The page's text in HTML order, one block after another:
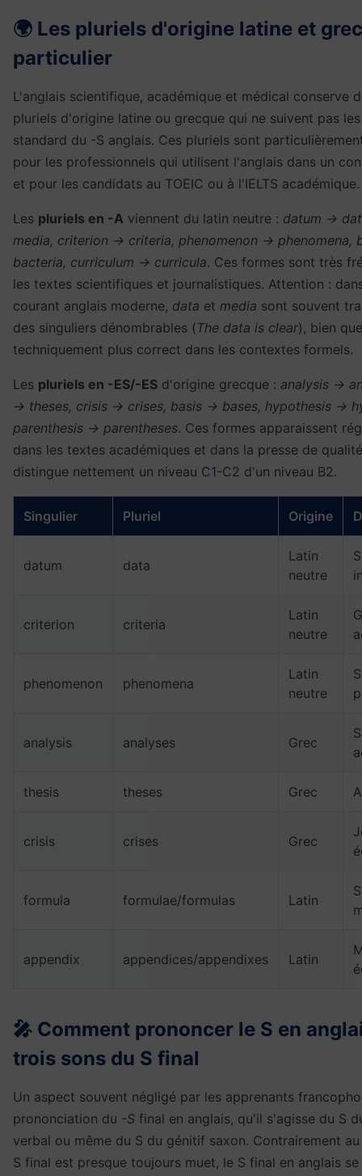
🌍 Les pluriels d'origine latine et
particulier
L'anglais scientifique, académique et médical conserve
pluriels d'origine latine ou grecque qui ne suivent pas
standard du -S anglais. Ces pluriels sont
pour les professionnels qui utilisent l'anglais dans un
et pour les candidats au TOEIC ou à l'IELTS académique.
Les pluriels en -A viennent du latin neutre : datum →
media, criterion → criteria, phenomenon → phenomena,
bacteria, curriculum → curricula. Ces formes sont très
les textes scientifiques et journalistiques. Attention :
courant anglais moderne, data et media sont souvent
des singuliers dénombrables (The data is clear), bien
techniquement plus correct dans les contextes formels.
Les pluriels en -ES/-ES d'origine grecque : analysis →
→ theses, crisis → crises, basis → bases, hypothesis →
parenthesis → parentheses. Ces formes apparaissent
dans les textes académiques et dans la presse de
distingue nettement un niveau C1-C2 d'un niveau B2.
Singulier Pluriel Origine
datum data
Latin
neutre
criterion criteria
Latin
neutre
phenomenon phenomena
Latin
neutre
analysis analyses Grec
thesis theses Grec
crisis crises Grec
formula formulae/formulas Latin
appendix appendices/appendixes Latin
🎤 Comment prononcer le S en
trois sons du S final
Un aspect souvent négligé par les apprenants
prononciation du -S final en anglais, qu'il s'agisse du S
verbal ou même du S du génitif saxon. Contrairement
S final est presque toujours muet, le S final en anglais